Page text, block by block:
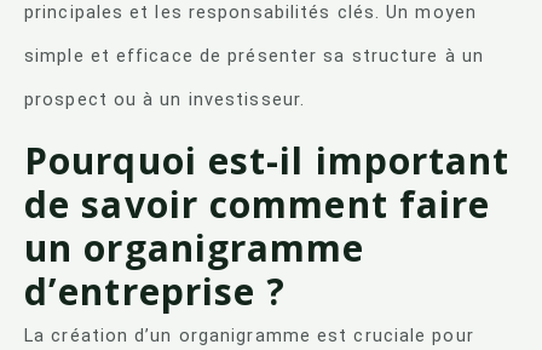
principales et les responsabilités clés. Un moyen
simple et efficace de présenter sa structure à un
prospect ou à un investisseur.
Pourquoi est-il important
de savoir comment faire
un organigramme
d’entreprise ?
La création d’un organigramme est cruciale pour